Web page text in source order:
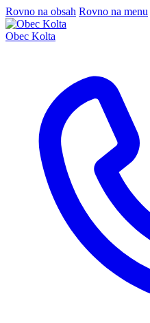
Rovno na obsah Rovno na menu
Obec Kolta